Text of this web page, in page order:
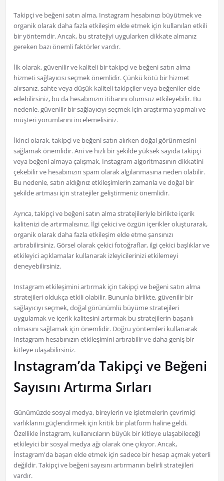
Takipçi ve beğeni satın alma, Instagram hesabınızı büyütmek ve
organik olarak daha fazla etkileşim elde etmek için kullanılan etkili
bir yöntemdir. Ancak, bu stratejiyi uygularken dikkate almanız
gereken bazı önemli faktörler vardır.
İlk olarak, güvenilir ve kaliteli bir takipçi ve beğeni satın alma
hizmeti sağlayıcısı seçmek önemlidir. Çünkü kötü bir hizmet
alırsanız, sahte veya düşük kaliteli takipçiler veya beğeniler elde
edebilirsiniz, bu da hesabınızın itibarını olumsuz etkileyebilir. Bu
nedenle, güvenilir bir sağlayıcıyı seçmek için araştırma yapmalı ve
müşteri yorumlarını incelemelisiniz.
İkinci olarak, takipçi ve beğeni satın alırken doğal görünmesini
sağlamak önemlidir. Ani ve hızlı bir şekilde yüksek sayıda takipçi
veya beğeni almaya çalışmak, Instagram algoritmasının dikkatini
çekebilir ve hesabınızın spam olarak algılanmasına neden olabilir.
Bu nedenle, satın aldığınız etkileşimlerin zamanla ve doğal bir
şekilde artması için stratejiler geliştirmeniz önemlidir.
Ayrıca, takipçi ve beğeni satın alma stratejileriyle birlikte içerik
kalitenizi de artırmalısınız. İlgi çekici ve özgün içerikler oluşturarak,
organik olarak daha fazla etkileşim elde etme şansınızı
artırabilirsiniz. Görsel olarak çekici fotoğraflar, ilgi çekici başlıklar ve
etkileyici açıklamalar kullanarak izleyicilerinizi etkilemeyi
deneyebilirsiniz.
Instagram etkileşimini artırmak için takipçi ve beğeni satın alma
stratejileri oldukça etkili olabilir. Bununla birlikte, güvenilir bir
sağlayıcıyı seçmek, doğal görünümlü büyüme stratejileri
uygulamak ve içerik kalitesini artırmak bu stratejilerin başarılı
olmasını sağlamak için önemlidir. Doğru yöntemleri kullanarak
Instagram hesabınızın etkileşimini artırabilir ve daha geniş bir
kitleye ulaşabilirsiniz.
Instagram’da Takipçi ve Beğeni
Sayısını Artırma Sırları
Günümüzde sosyal medya, bireylerin ve işletmelerin çevrimiçi
varlıklarını güçlendirmek için kritik bir platform haline geldi.
Özellikle İnstagram, kullanıcıların büyük bir kitleye ulaşabileceği
etkileyici bir sosyal medya ağı olarak öne çıkıyor. Ancak,
İnstagram'da başarı elde etmek için sadece bir hesap açmak yeterli
değildir. Takipçi ve beğeni sayısını artırmanın belirli stratejileri
vardır.